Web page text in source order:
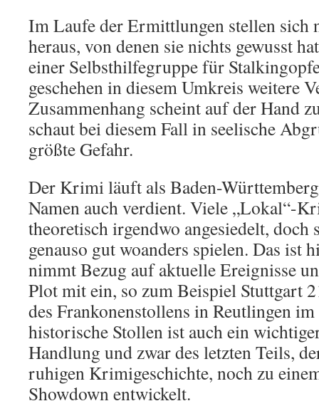
Im Laufe der Ermittlungen stellen sich
heraus, von denen sie nichts gewusst
einer Selbsthilfegruppe für
geschehen in diesem Umkreis weitere
Zusammenhang scheint auf der Hand
schaut bei diesem Fall in seelische
größte Gefahr.
Der Krimi läuft als Baden-
Namen auch verdient. Viele „Lokal“-
theoretisch irgendwo angesiedelt, doch
genauso gut woanders spielen. Das ist
nimmt Bezug auf aktuelle Ereignisse
Plot mit ein, so zum Beispiel Stuttgart
des Frankonenstollens in Reutlingen
historische Stollen ist auch ein
Handlung und zwar des letzten Teils,
ruhigen Krimigeschichte, noch zu
Showdown entwickelt.